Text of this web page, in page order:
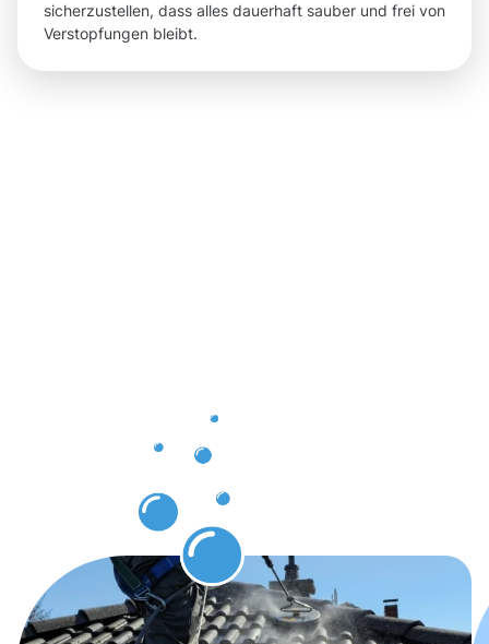
sicherzustellen, dass alles dauerhaft sauber und frei von
Verstopfungen bleibt.